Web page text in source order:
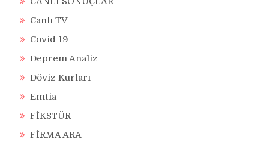
Canlı TV
Covid 19
Deprem Analiz
Döviz Kurları
Emtia
FİKSTÜR
FİRMA ARA